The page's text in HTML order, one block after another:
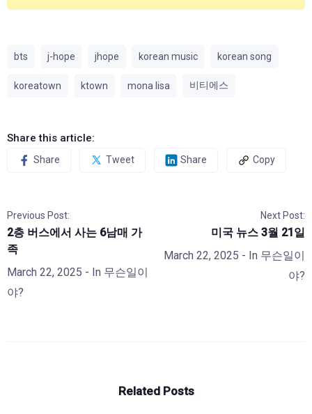
bts j-hope jhope korean music korean song
koreatown ktown mona lisa 비티에스
Share this article:
Share Tweet Share Copy
Previous Post:
2층 버스에서 사는 6남매 가
족
March 22, 2025 - In 무슨일이
야?
Next Post:
미국 뉴스 3월 21일
March 22, 2025 - In 무슨일이
야?
Related Posts